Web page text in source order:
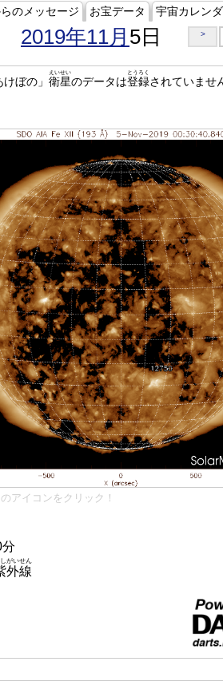
のメッセージ お宝データ 宇宙カレン
2019年11月 5日 >
ぼの」 衛星
えいせい
のデータは登録
とうろく
されていませ
アイコンをクリック！
外線
がいせん